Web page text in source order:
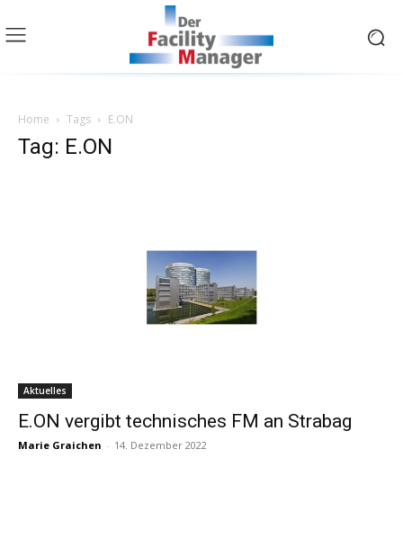
Home Tags E.ON
Tag: E.ON
Aktuelles
E.ON vergibt technisches FM an Strabag
Marie Graichen - 14. Dezember 2022